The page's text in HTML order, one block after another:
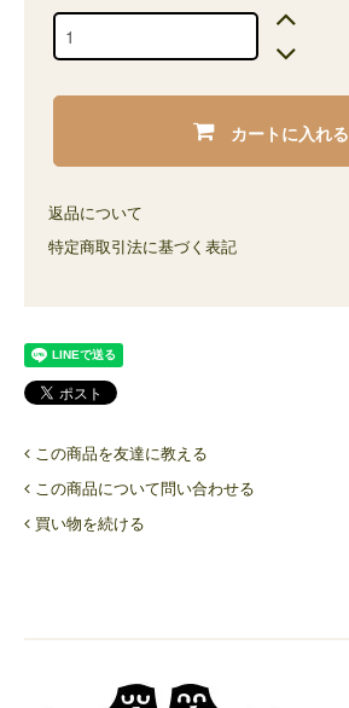
カートに入れる
返品について
特定商取引法に基づく表記
この商品を友達に教える
この商品について問い合わせる
買い物を続ける